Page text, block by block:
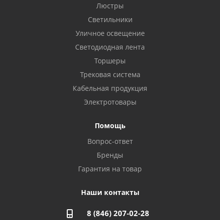
Бузулук, ул. Октябрьская, 24
Балаково, ул. Комарова, 55
Октябрьский, ул. Свердлова, 28
Азнакаево, ул. Булгар, 2. ТЦ "Акчарлак"
Стерлитамак, ул. Вокзальная, 13
Магнитогорск, ул. Труда, 14
Люстры
Светильники
Уличное освещение
Светодиодная лента
Торшеры
Трековая система
Кабельная продукция
Электротовары
Помощь
Вопрос-ответ
Бренды
Гарантия на товар
Наши контакты
8 (846) 207-02-28